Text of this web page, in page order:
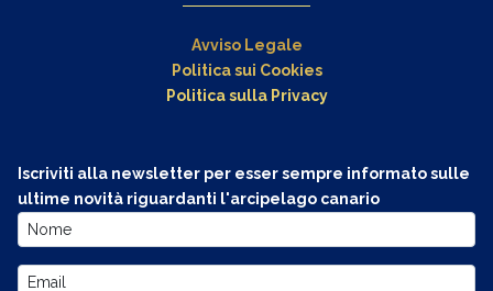
Avviso Legale
Politica sui Cookies
Politica sulla Privacy
Iscriviti alla newsletter per esser sempre informato sulle
ultime novità riguardanti l'arcipelago canario